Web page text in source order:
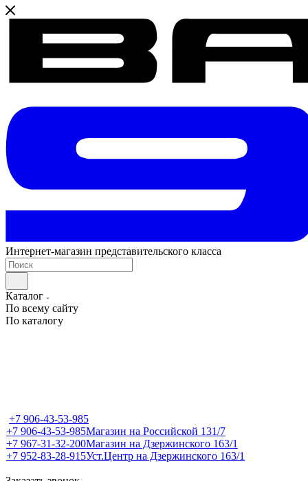
Интернет-магазин представительского класса
Каталог
По всему сайту
По каталогу
+7 906-43-53-985
+7 906-43-53-985Магазин на Российской 131/7
+7 967-31-32-200Магазин на Дзержинского 163/1
+7 952-83-28-915Уст.Центр на Дзержинского 163/1